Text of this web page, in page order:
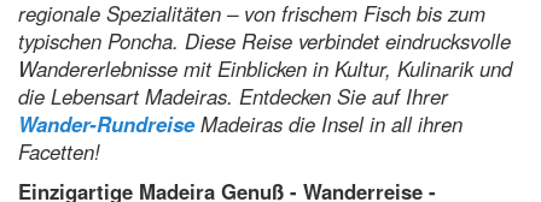
regionale Spezialitäten – von frischem Fisch bis zum
typischen Poncha. Diese Reise verbindet eindrucksvolle
Wandererlebnisse mit Einblicken in Kultur, Kulinarik und
die Lebensart Madeiras. Entdecken Sie auf Ihrer
Wander-RundreiseMadeiras die Insel in all ihren
Facetten!
Einzigartige Madeira Genuß - Wanderreise -